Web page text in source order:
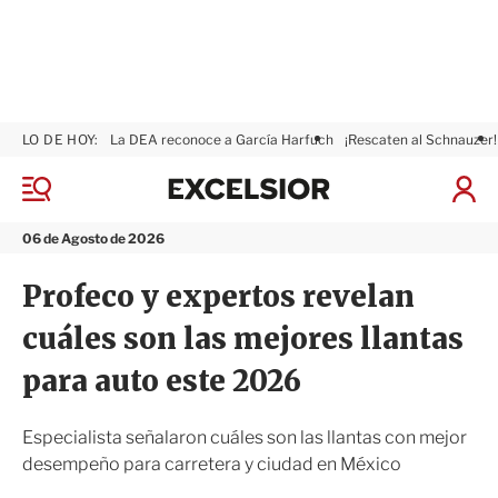
M
n
06 de Agosto de 2026
LO DE HOY: La DEA reconoce a García Harfuch ¡Rescaten al Schnauzer!
I
ó
x
i
r
Profeco y expertos revelan
cuáles son las mejores llantas
para auto este 2026
Especialista señalaron cuáles son las llantas con mejor
desempeño para carretera y ciudad en México